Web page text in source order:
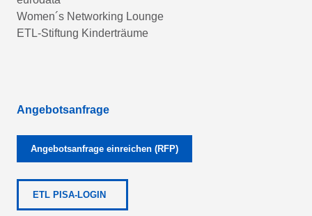
Women´s Networking Lounge
ETL-Stiftung Kinderträume
Angebotsanfrage
Angebotsanfrage einreichen (RFP)
ETL PISA-LOGIN